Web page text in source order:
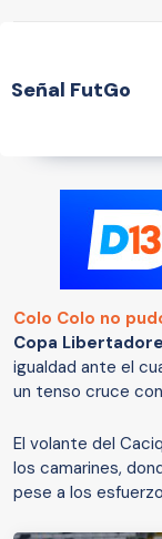
Señal FutGo
Colo Colo no
Copa
igualdad ante el
un tenso cruce
El volante del
los camarines,
pese a los